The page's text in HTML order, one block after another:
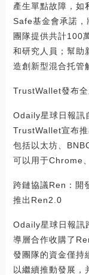
產生單點故障，如
Safe基金會承諾，
團隊提供共計100
和研究人員；幫助
造創新型混合托管
TrustWallet發布
Odaily星球日報訊
TrustWallet宣布
包括以太坊、
可以用于Chrome
跨鏈協議Ren：開
推出Ren2.0
Odaily星球日報訊
導層合作收購了
發團隊的資金僅持
以繼續推動發展